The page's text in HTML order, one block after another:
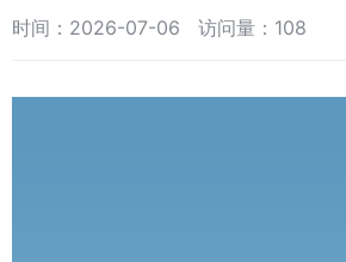
时间：2026-07-06 访问量：108